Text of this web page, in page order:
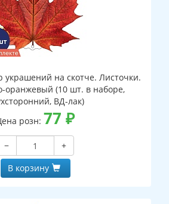
на скотче. Листочки.
оранжевый (10 шт. в наборе,
ВД-лак)
розн: 77 ₽
−
+
В корзину